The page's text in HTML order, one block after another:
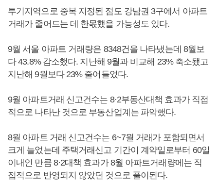
투기지역으로 중복 지정된 점도 강남권 3구에서 아파트
거래가 줄어드는 데 한몫했을 가능성도 있다.
9월 서울 아파트 거래량은 8348건을 나타냈는데 8월보
다 43.8% 감소했다. 지난해 9월과 비교해 23% 축소됐고
지난해 9월보다 23% 줄어들었다.
9월 아파트거래 신고건수는 8·2부동산대책 효과가 직접
적으로 나타난 것으로 부동산업계는 파악했다.
8월 아파트 거래 신고건수는 6~7월 거래가 포함되면서
크게 늘었는데 주택거래신고 기간이 계약일로부터 60일
이내인 만큼 8·2대책 효과가 8월 아파트거래량에는 직
접적으로 반영되지 않았던 것으로 풀이된다.